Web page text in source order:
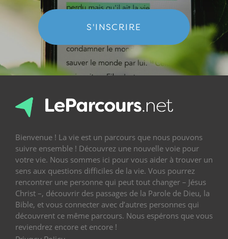
S'INSCRIRE
Bienvenue ! La vie est un parcours que nous pouvons
suivre ensemble ! Découvrez une nouvelle voie pour
votre vie. Nous sommes ici pour vous aider à trouver un
sens aux questions difficiles de la vie. Vous pourrez
rencontrer une personne qui peut tout changer – Jésus
Christ –, découvrir des passages de la Parole de Dieu, la
Bible, et vous connecter avec d’autres personnes qui
découvrent ce même parcours. Nous espérons que vous
reviendrez encore et encore !